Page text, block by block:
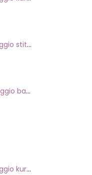
Set 5 pezzi asilo bambina personaggio stitch angel
Set 4 pezzi asilo bambino personaggio batman
Set asilo 3 pezzi bambina personaggio kuromi